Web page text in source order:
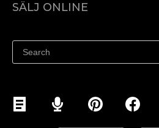
Pris
SÄLJ ONLINE
Sälj på Facebook
Sälj på Instagram